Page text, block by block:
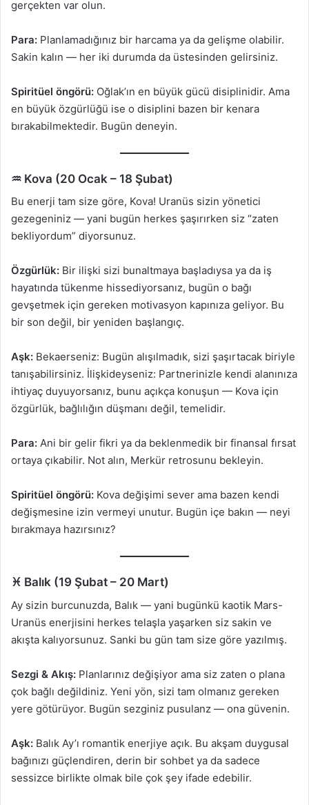
gerçekten var olun.
Para: Planlamadığınız bir harcama ya da gelişme olabilir.
Sakin kalın — her iki durumda da üstesinden gelirsiniz.
Spiritüel öngörü: Oğlak’ın en büyük gücü disiplinidir. Ama
en büyük özgürlüğü ise o disiplini bazen bir kenara
bırakabilmektedir. Bugün deneyin.
♒ Kova (20 Ocak – 18 Şubat)
Bu enerji tam size göre, Kova! Uranüs sizin yönetici
gezegeniniz — yani bugün herkes şaşırırken siz “zaten
bekliyordum” diyorsunuz.
Özgürlük: Bir ilişki sizi bunaltmaya başladıysa ya da iş
hayatında tükenme hissediyorsanız, bugün o bağı
gevşetmek için gereken motivasyon kapınıza geliyor. Bu
bir son değil, bir yeniden başlangıç.
Aşk: Bekaerseniz: Bugün alışılmadık, sizi şaşırtacak biriyle
tanışabilirsiniz. İlişkideyseniz: Partnerinizle kendi alanınıza
ihtiyaç duyuyorsanız, bunu açıkça konuşun — Kova için
özgürlük, bağlılığın düşmanı değil, temelidir.
Para: Ani bir gelir fikri ya da beklenmedik bir finansal fırsat
ortaya çıkabilir. Not alın, Merkür retrosunu bekleyin.
Spiritüel öngörü: Kova değişimi sever ama bazen kendi
değişmesine izin vermeyi unutur. Bugün içe bakın — neyi
bırakmaya hazırsınız?
♓ Balık (19 Şubat – 20 Mart)
Ay sizin burcunuzda, Balık — yani bugünkü kaotik Mars-
Uranüs enerjisini herkes telaşla yaşarken siz sakin ve
akışta kalıyorsunuz. Sanki bu gün tam size göre yazılmış.
Sezgi & Akış: Planlarınız değişiyor ama siz zaten o plana
çok bağlı değildiniz. Yeni yön, sizi tam olmanız gereken
yere götürüyor. Bugün sezginiz pusulanz — ona güvenin.
Aşk: Balık Ay’ı romantik enerjiye açık. Bu akşam duygusal
bağınızı güçlendiren, derin bir sohbet ya da sadece
sessizce birlikte olmak bile çok şey ifade edebilir.